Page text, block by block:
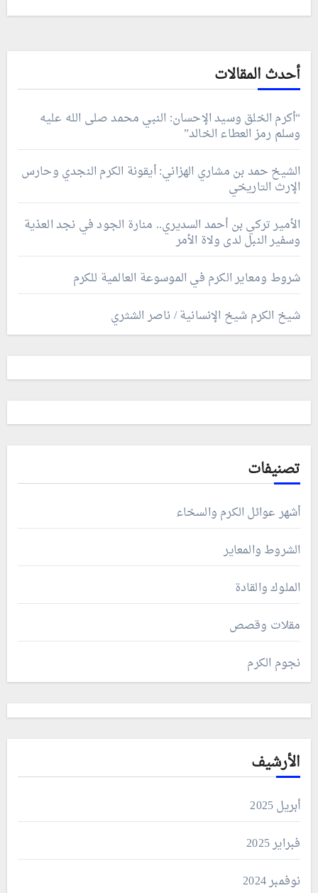
أحدث المقالات
“أكرم الخلق وسيد الإحسان: النبي محمد صلى الله عليه
وسلم رمز العطاء الخالد”
الشيخ حمد بن مشاري الهزاني: أيقونة الكرم النجدي وحارس
الإرث التاريخي
الأمير تركي بن أحمد السديري.. منارة الجود في نجد العذية
وسفير النبل لدى ولاة الأمر
شروط ومعاير الكرم في الموسوعة العالمية للكرم
شيخ الكرم شيخ الإنسانية / ناصر الشثري
تصنيفات
أشهر عوائل الكرم والسخاء
الشروط والمعاير
الملوك والقادة
مقلات وقصص
نجوم الكرم
الأرشيف
أبريل 2025
فبراير 2025
نوفمبر 2024